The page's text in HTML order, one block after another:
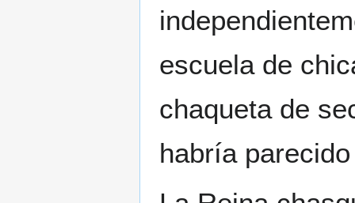
escuela de
chaqueta de
habría